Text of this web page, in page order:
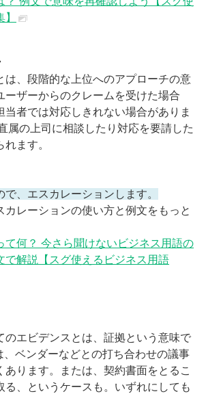
は、段階的な上位へのアプローチの意
ーザーからのクレームを受けた場合
当者では対応しきれない場合がありま
属の上司に相談したり対応を要請した
ます。
で、エスカレーションします。
レーションの使い方と例文をもっと
て何？ 今さら聞けないビジネス用語の
で解説【スグ使えるビジネス用語
のエビデンスとは、証拠という意味で
、ベンダーなどとの打ち合わせの議事
あります。または、契約書面をとるこ
る、というケースも。いずれにしても